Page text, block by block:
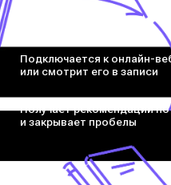
Подключается к онлайн-
или смотрит его в записи
Получает рекомендации по
и закрывает пробелы